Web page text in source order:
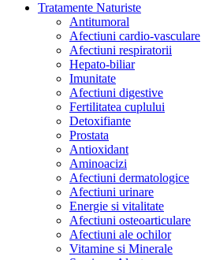
Tratamente Naturiste
Antitumoral
Afectiuni cardio-vasculare
Afectiuni respiratorii
Hepato-biliar
Imunitate
Afectiuni digestive
Fertilitatea cuplului
Detoxifiante
Prostata
Antioxidant
Aminoacizi
Afectiuni dermatologice
Afectiuni urinare
Energie si vitalitate
Afectiuni osteoarticulare
Afectiuni ale ochilor
Vitamine si Minerale